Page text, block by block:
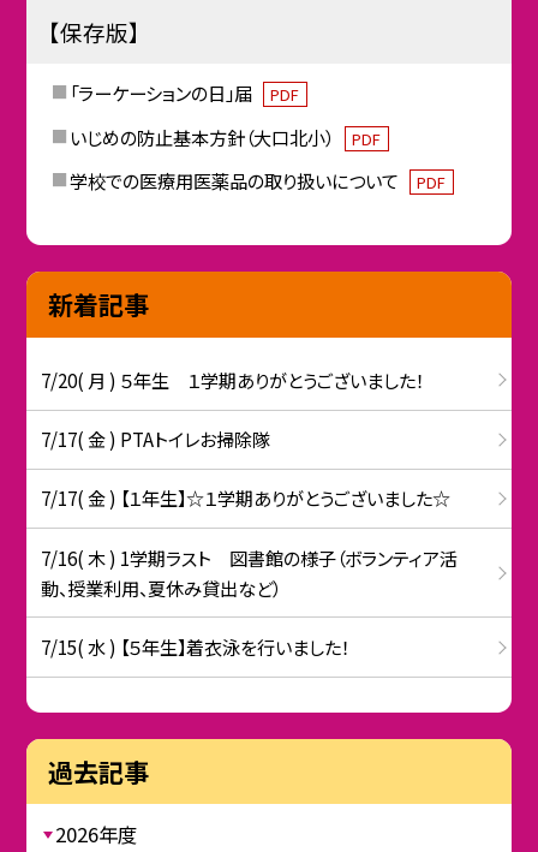
【保存版】
「ラーケーションの日」届 PDF
いじめの防止基本方針（大口北小） PDF
学校での医療用医薬品の取り扱いについて PDF
新着記事
7/20( 月 ) ５年生 １学期ありがとうございました！
7/17( 金 ) PTAトイレお掃除隊
7/17( 金 ) 【１年生】☆１学期ありがとうございました☆
7/16( 木 ) 1学期ラスト 図書館の様子（ボランティア活
動、授業利用、夏休み貸出など）
7/15( 水 ) 【５年生】着衣泳を行いました！
過去記事
2026年度